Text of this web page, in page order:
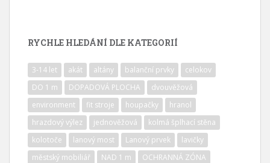
RYCHLE HLEDÁNÍ DLE KATEGORIÍ
3-14 let akát altány balanční prvky
celokov
DO 1 m
DOPADOVÁ PLOCHA
dvouvěžová
environment
fit stroje houpačky
hranol
hrazdový výlez
jednověžová
kolmá šplhací stěna
kolotoče
lanový most Lanový prvek
lavičky
městský mobiliář
NAD 1 m
OCHRANNÁ ZÓNA